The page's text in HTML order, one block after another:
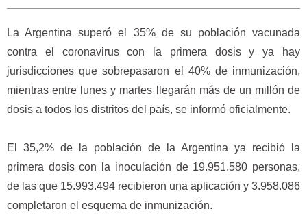
La Argentina superó el 35% de su población vacunada
contra el coronavirus con la primera dosis y ya hay
jurisdicciones que sobrepasaron el 40% de inmunización,
mientras entre lunes y martes llegarán más de un millón de
dosis a todos los distritos del país, se informó oficialmente.
El 35,2% de la población de la Argentina ya recibió la
primera dosis con la inoculación de 19.951.580 personas,
de las que 15.993.494 recibieron una aplicación y 3.958.086
completaron el esquema de inmunización.